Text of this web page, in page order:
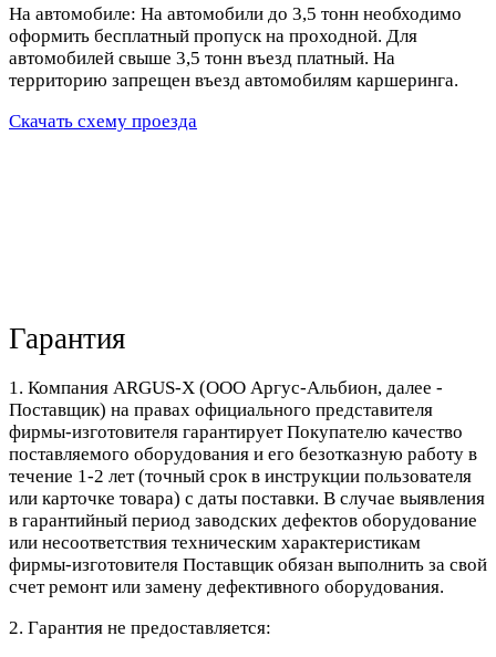
На автомобиле: На автомобили до 3,5 тонн необходимо
оформить бесплатный пропуск на проходной. Для
автомобилей свыше 3,5 тонн въезд платный. На
территорию запрещен въезд автомобилям каршеринга.
Скачать схему проезда
Гарантия
1. Компания ARGUS-X (ООО Аргус-Альбион, далее -
Поставщик) на правах официального представителя
фирмы-изготовителя гарантирует Покупателю качество
поставляемого оборудования и его безотказную работу в
течение 1-2 лет (точный срок в инструкции пользователя
или карточке товара) с даты поставки. В случае выявления
в гарантийный период заводских дефектов оборудование
или несоответствия техническим характеристикам
фирмы-изготовителя Поставщик обязан выполнить за свой
счет ремонт или замену дефективного оборудования.
2. Гарантия не предоставляется: